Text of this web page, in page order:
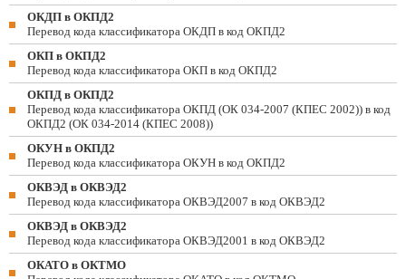
ОКДП в ОКПД2
Перевод кода классификатора ОКДП в код ОКПД2
ОКП в ОКПД2
Перевод кода классификатора ОКП в код ОКПД2
ОКПД в ОКПД2
Перевод кода классификатора ОКПД (ОК 034-2007 (КПЕС 2002)) в код
ОКПД2 (ОК 034-2014 (КПЕС 2008))
ОКУН в ОКПД2
Перевод кода классификатора ОКУН в код ОКПД2
ОКВЭД в ОКВЭД2
Перевод кода классификатора ОКВЭД2007 в код ОКВЭД2
ОКВЭД в ОКВЭД2
Перевод кода классификатора ОКВЭД2001 в код ОКВЭД2
ОКАТО в ОКТМО